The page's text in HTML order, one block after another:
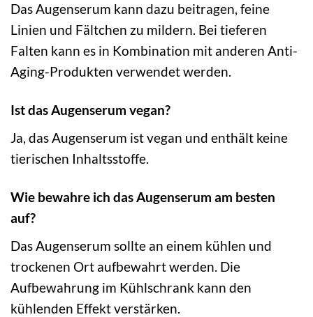
Das Augenserum kann dazu beitragen, feine
Linien und Fältchen zu mildern. Bei tieferen
Falten kann es in Kombination mit anderen Anti-
Aging-Produkten verwendet werden.
Ist das Augenserum vegan?
Ja, das Augenserum ist vegan und enthält keine
tierischen Inhaltsstoffe.
Wie bewahre ich das Augenserum am besten
auf?
Das Augenserum sollte an einem kühlen und
trockenen Ort aufbewahrt werden. Die
Aufbewahrung im Kühlschrank kann den
kühlenden Effekt verstärken.